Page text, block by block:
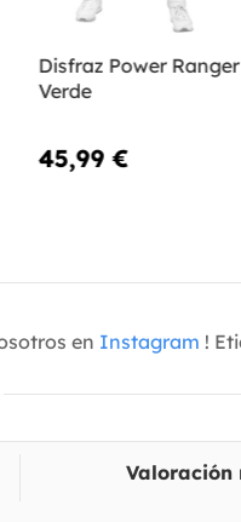
Disfraz Power Ranger
Verde
45,99 €
en Instagram !
Valoración